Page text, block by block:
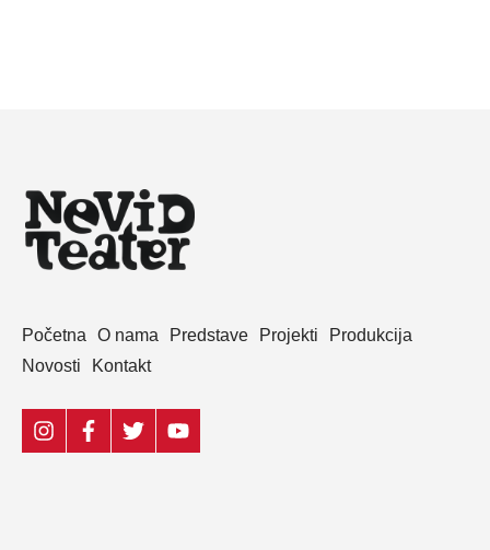
Početna O nama Predstave Projekti
Produkcija
Novosti
Kontakt